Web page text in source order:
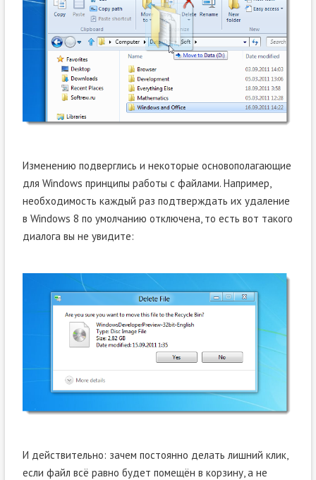
Изменению подверглись и некоторые основополагающие
для Windows принципы работы с файлами. Например,
необходимость каждый раз подтверждать их удаление
в Windows 8 по умолчанию отключена, то есть вот такого
диалога вы не увидите:
И действительно: зачем постоянно делать лишний клик,
если файл всё равно будет помещён в корзину, а не